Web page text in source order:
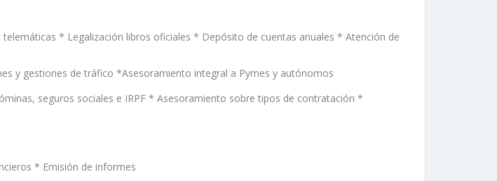
* Legalización libros oficiales * Depósito de cuentas anuales * Atención de
y gestiones de tráfico *Asesoramiento integral a Pymes y autónomos
seguros sociales e IRPF * Asesoramiento sobre tipos de contratación *
* Emisión de informes